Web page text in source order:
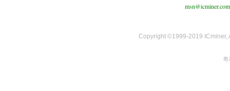
msn@icminer.com
Copyright ©1999-2019 ICminer,